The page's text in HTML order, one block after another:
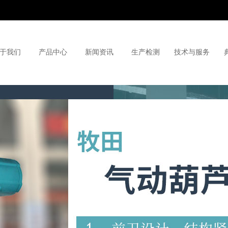
我们 产品中心 新闻资讯 生产检测 技术与服务